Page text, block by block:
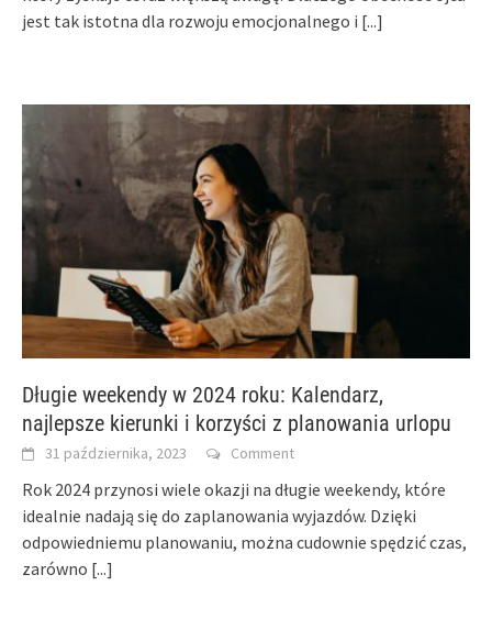
jest tak istotna dla rozwoju emocjonalnego i [...]
Długie weekendy w 2024 roku: Kalendarz,
najlepsze kierunki i korzyści z planowania urlopu
31 października, 2023 Comment
Rok 2024 przynosi wiele okazji na długie weekendy, które
idealnie nadają się do zaplanowania wyjazdów. Dzięki
odpowiedniemu planowaniu, można cudownie spędzić czas,
zarówno [...]